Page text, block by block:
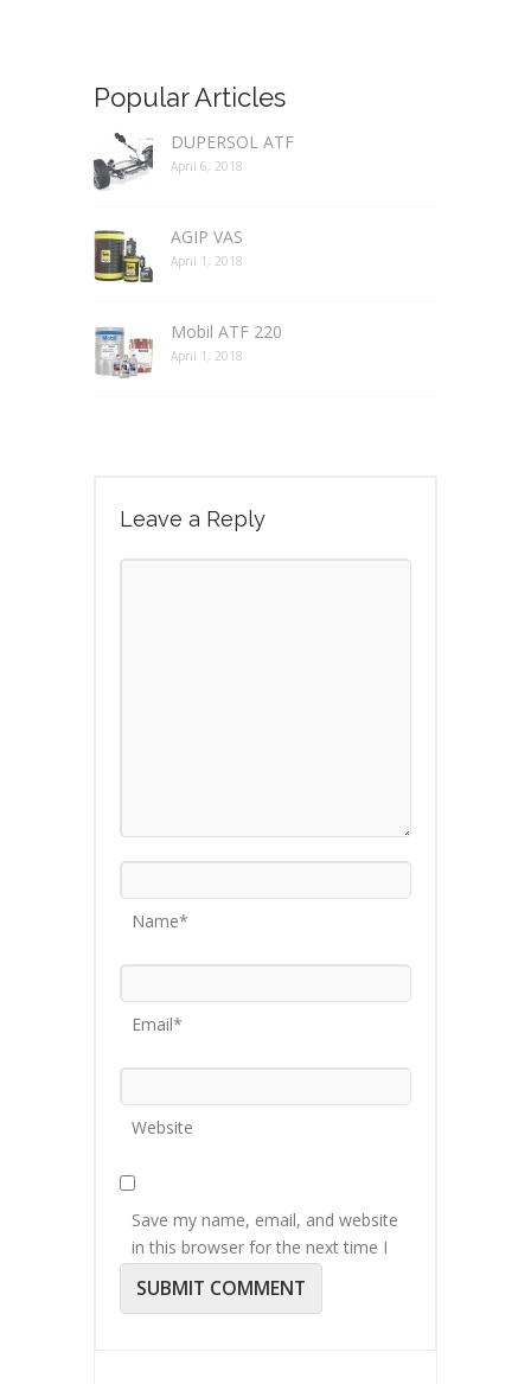
Popular Articles
DUPERSOL ATF
April 6, 2018
AGIP VAS
April 1, 2018
Mobil ATF 220
April 1, 2018
Leave a Reply
Name*
Email*
Website
Save my name, email, and website
in this browser for the next time I